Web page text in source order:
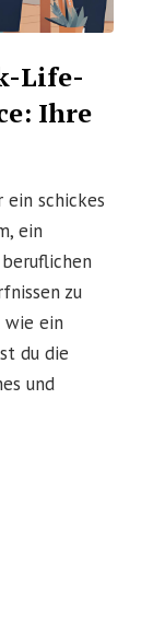
Life-
Ihre
ein schickes
ein
zu
wie ein
du die
und